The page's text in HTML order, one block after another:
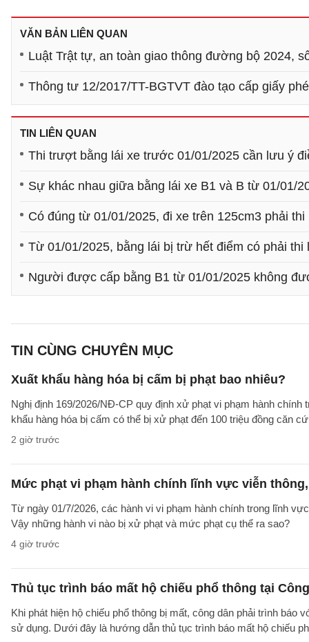
VĂN BẢN LIÊN QUAN
Luật Trật tự, an toàn giao thông đường bộ 2024,
Thông tư 12/2017/TT-BGTVT đào tạo cấp giấy
TIN LIÊN QUAN
Thi trượt bằng lái xe trước 01/01/2025 cần lưu ý
Sự khác nhau giữa bằng lái xe B1 và B từ 01/01/
Có đúng từ 01/01/2025, đi xe trên 125cm3 phải thi
Từ 01/01/2025, bằng lái bị trừ hết điểm có phải thi
Người được cấp bằng B1 từ 01/01/2025 không
TIN CÙNG CHUYÊN MỤC
Xuất khẩu hàng hóa bị cấm bị phạt bao nhiêu?
Nghị định 169/2026/NĐ-CP quy định xử phạt vi phạm hành
khẩu hàng hóa bị cấm có thể bị xử phạt đến 100 triệu đồng căn
2 giờ trước
Mức phạt vi phạm hành chính lĩnh vực viễn
Từ ngày 01/7/2026, các hành vi vi phạm hành chính trong lĩnh
Vậy những hành vi nào bị xử phạt và mức phạt cụ thể ra sao?
4 giờ trước
Thủ tục trình báo mất hộ chiếu phổ thông tại
Khi phát hiện hộ chiếu phổ thông bị mất, công dân phải trình
sử dụng. Dưới đây là hướng dẫn thủ tục trình báo mất hộ chiếu